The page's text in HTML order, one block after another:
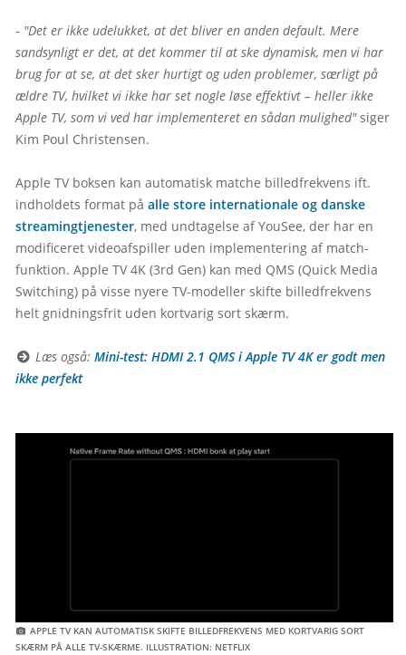
- "Det er ikke udelukket, at det bliver en anden default. Mere
sandsynligt er det, at det kommer til at ske dynamisk, men vi har
brug for at se, at det sker hurtigt og uden problemer, særligt på
ældre TV, hvilket vi ikke har set nogle løse effektivt – heller ikke
Apple TV, som vi ved har implementeret en sådan mulighed" siger
Kim Poul Christensen.
Apple TV boksen kan automatisk matche billedfrekvens ift.
indholdets format på alle store internationale og danske
streamingtjenester, med undtagelse af YouSee, der har en
modificeret videoafspiller uden implementering af match-
funktion. Apple TV 4K (3rd Gen) kan med QMS (Quick Media
Switching) på visse nyere TV-modeller skifte billedfrekvens
helt gnidningsfrit uden kortvarig sort skærm.
Læs også: Mini-test: HDMI 2.1 QMS i Apple TV 4K er godt men
ikke perfekt
APPLE TV KAN AUTOMATISK SKIFTE BILLEDFREKVENS MED KORTVARIG SORT
SKÆRM PÅ ALLE TV-SKÆRME. ILLUSTRATION: NETFLIX